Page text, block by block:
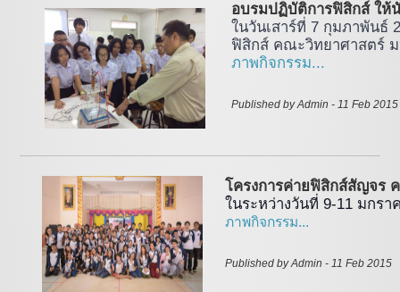
อบรมปฏิบัติการฟิสิกส์ ให้
ในวันเสาร์ที่ 7 กุมภาพันธ์
ฟิสิกส์ คณะวิทยาศาสตร์
ภาพกิจกรรม...
Published by Admin - 11 Feb
โครงการค่ายฟิสิกส์สัญจร
ในระหว่างวันที่ 9-11 มกร
ภาพกิจกรรม...
Published by Admin - 11 Feb 2015